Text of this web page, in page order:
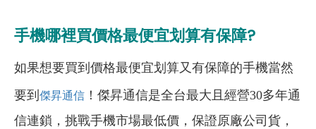
手機哪裡買價格最便宜划算有保障?
如果想要買到價格最便宜划算又有保障的手機當然
要到 傑昇通信 ！傑昇通信是全台最大且經營30多年通
信連鎖，挑戰手機市場最低價，保證原廠公司貨，